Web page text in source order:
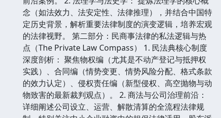
念（如法效力、法安定性、法律推理），并结合中国特
定历史背景，解析重要法律制度的演变逻辑，培养宏观
的法律视野。 第二部分：民商事法律的私法逻辑与热
点（The Private Law Compass） 1. 民法典核心制度
深度剖析： 聚焦物权编（尤其是不动产登记与抵押权
实践）、合同编（情势变更、情势风险分配、格式条款
的效力认定）、侵权责任编（新型侵权、高空抛物与动
物致害的最新裁判观点）。 2. 商法与公司治理前沿：
详细阐述公司设立、运营、解散清算的全流程法律规